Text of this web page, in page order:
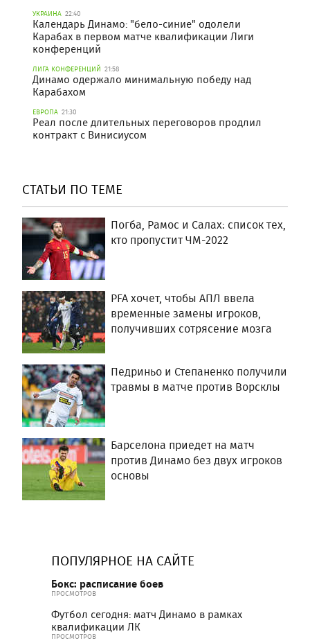
УКРАИНА 22:40
Календарь Динамо: "бело-синие" одолели
Карабах в первом матче квалификации Лиги
конференций
ЛИГА КОНФЕРЕНЦИЙ 21:58
Динамо одержало минимальную победу над
Карабахом
ЕВРОПА 21:30
Реал после длительных переговоров продлил
контракт с Винисиусом
СТАТЬИ ПО ТЕМЕ
Погба, Рамос и Салах: список тех,
кто пропустит ЧМ-2022
PFA хочет, чтобы АПЛ ввела
временные замены игроков,
получивших сотрясение мозга
Педриньо и Степаненко получили
травмы в матче против Ворсклы
Барселона приедет на матч
против Динамо без двух игроков
основы
ПОПУЛЯРНОЕ НА САЙТЕ
Бокс: расписание боев
ПРОСМОТРОВ
Футбол сегодня: матч Динамо в рамках
квалификации ЛК
ПРОСМОТРОВ